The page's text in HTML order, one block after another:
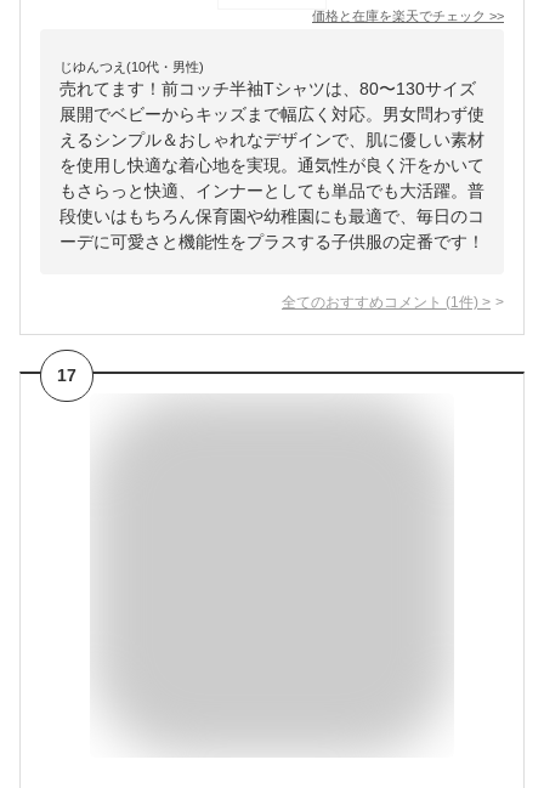
価格と在庫を楽天でチェック >>
じゆんつえ(10代・男性)
売れてます！前コッチ半袖Tシャツは、80〜130サイズ
展開でベビーからキッズまで幅広く対応。男女問わず使
えるシンプル＆おしゃれなデザインで、肌に優しい素材
を使用し快適な着心地を実現。通気性が良く汗をかいて
もさらっと快適、インナーとしても単品でも大活躍。普
段使いはもちろん保育園や幼稚園にも最適で、毎日のコ
ーデに可愛さと機能性をプラスする子供服の定番です！
全てのおすすめコメント (1 件) >
17